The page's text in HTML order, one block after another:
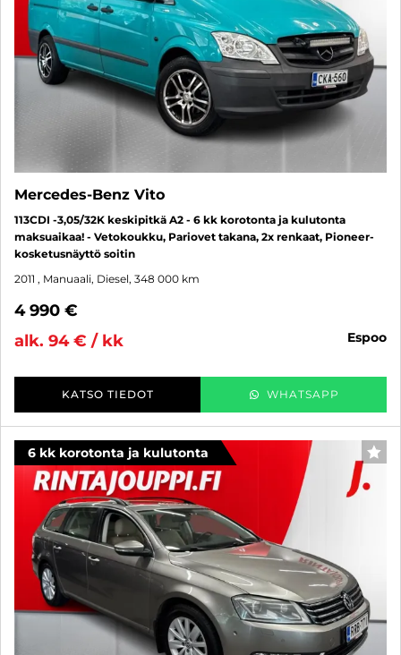
Mercedes-Benz Vito
113CDI -3,05/32K keskipitkä A2 - 6 kk korotonta ja kulutonta
maksuaikaa! - Vetokoukku, Pariovet takana, 2x renkaat, Pioneer-
kosketusnäyttö soitin
2011 , Manuaali, Diesel, 348 000 km
4 990 €
alk. 94 € / kk
espoo
KATSO TIEDOT WHATSAPP
6 kk korotonta ja kulutonta